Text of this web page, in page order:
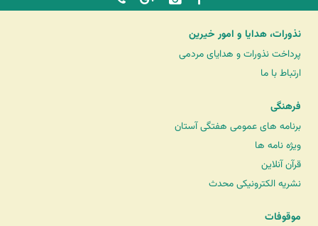
نذورات، هدایا و امور خیرین
پرداخت نذورات و هدایای مردمی
ارتباط با ما
فرهنگی
برنامه های عمومی هفتگی آستان
ویژه نامه ها
قرآن آنلاین
نشریه الکترونیکی محدث
موقوفات